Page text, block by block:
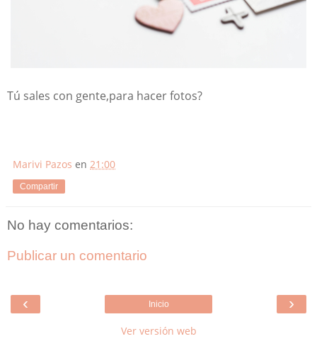
Tú sales con gente,para hacer fotos?
Marivi Pazos en 21:00
Compartir
No hay comentarios:
Publicar un comentario
‹ ›
Inicio
Ver versión web